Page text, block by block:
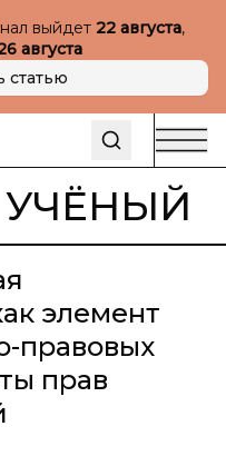
выйдет 22 августа,
августа
статью
элемент
правовых
прав